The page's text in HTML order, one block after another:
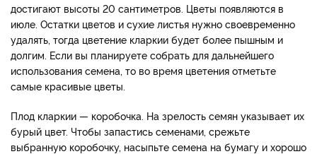
достигают высоты 20 сантиметров. Цветы появляются в
июле. Остатки цветов и сухие листья нужно своевременно
удалять, тогда цветение кларкии будет более пышным и
долгим. Если вы планируете собрать для дальнейшего
использования семена, то во время цветения отметьте
самые красивые цветы.
Плод кларкии — коробочка. На зрелость семян указывает их
бурый цвет. Чтобы запастись семенами, срежьте
выбранную коробочку, насыпьте семена на бумагу и хорошо